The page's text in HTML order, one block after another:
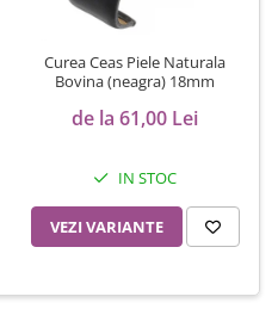
Curea Ceas Piele Naturala
Bovina (neagra) 18mm
de la 61,00 Lei
IN STOC
VEZI VARIANTE